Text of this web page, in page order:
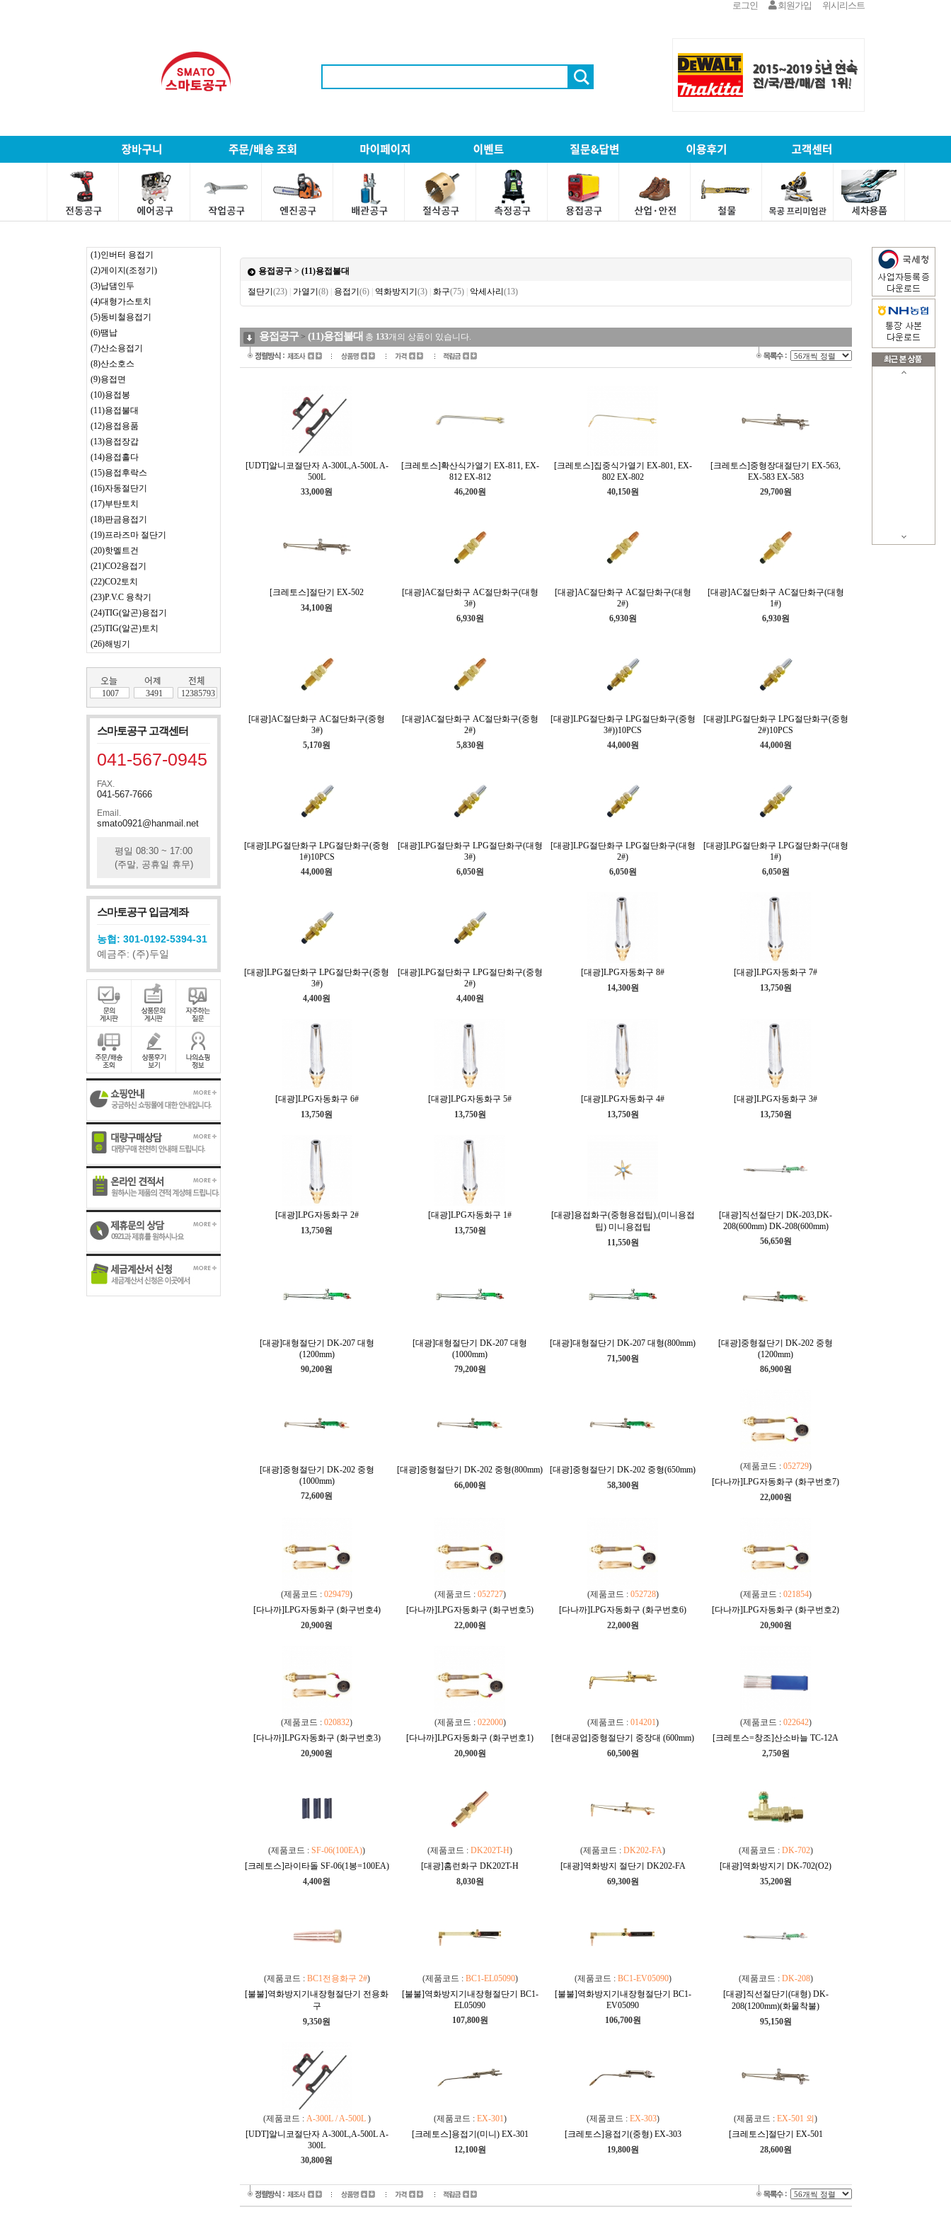
로그인 회원가입 위시리스트
(1)인버터 용접기
(2)게이지(조정기)
(3)납댐인두
(4)대형가스토치
(5)동비철용접기
(6)땜납
(7)산소용접기
(8)산소호스
(9)용접면
(10)용접봉
(11)용접불대
(12)용접용품
(13)용접장갑
(14)용접홀다
(15)용접후락스
(16)자동절단기
(17)부탄토치
(18)판금용접기
(19)프라즈마 절단기
(20)핫멜트건
(21)CO2용접기
(22)CO2토치
(23)P.V.C 융착기
(24)TIG(알곤)용접기
(25)TIG(알곤)토치
(26)해빙기
1007 3491 12385793
스마토공구 고객센터
041-567-0945
FAX.
041-567-7666
Email.
smato0921@hanmail.net
평일 08:30 ~ 17:00
(주말, 공휴일 휴무)
스마토공구 입금계좌
농협: 301-0192-5394-31
예금주: (주)두일
용접공구 > (11)용접불대
절단기 (23) 가열기 (8) 용접기 (6) 역화방지기 (3) 화구(75) 악세사리 (13)
용접공구> (11)용접불대 총 133개의 상품이 있습니다.
[UDT]알니코절단자 A-300L,A-500L A-
500L
33,000원
[크레토스]확산식가열기 EX-811, EX-
812 EX-812
46,200원
[크레토스]집중식가열기 EX-801, EX-
802 EX-802
40,150원
[크레토스]중형장대절단기 EX-563,
EX-583 EX-583
29,700원
[크레토스]절단기 EX-502
34,100원
[대광]AC절단화구 AC절단화구(대형
3#)
6,930원
[대광]AC절단화구 AC절단화구(대형
2#)
6,930원
[대광]AC절단화구 AC절단화구(대형
1#)
6,930원
[대광]AC절단화구 AC절단화구(중형
3#)
5,170원
[대광]AC절단화구 AC절단화구(중형
2#)
5,830원
[대광]LPG절단화구 LPG절단화구(중형
3#))10PCS
44,000원
[대광]LPG절단화구 LPG절단화구(중형
2#)10PCS
44,000원
[대광]LPG절단화구 LPG절단화구(중형
1#)10PCS
44,000원
[대광]LPG절단화구 LPG절단화구(대형
3#)
6,050원
[대광]LPG절단화구 LPG절단화구(대형
2#)
6,050원
[대광]LPG절단화구 LPG절단화구(대형
1#)
6,050원
[대광]LPG절단화구 LPG절단화구(중형
3#)
4,400원
[대광]LPG절단화구 LPG절단화구(중형
2#)
4,400원
[대광]LPG자동화구 8#
14,300원
[대광]LPG자동화구 7#
13,750원
[대광]LPG자동화구 6#
13,750원
[대광]LPG자동화구 5#
13,750원
[대광]LPG자동화구 4#
13,750원
[대광]LPG자동화구 3#
13,750원
[대광]LPG자동화구 2#
13,750원
[대광]LPG자동화구 1#
13,750원
[대광]용접화구(중형용접팁),(미니용접
팁) 미니용접팁
11,550원
[대광]직선절단기 DK-203,DK-
208(600mm) DK-208(600mm)
56,650원
[대광]대형절단기 DK-207 대형
(1200mm)
90,200원
[대광]대형절단기 DK-207 대형
(1000mm)
79,200원
[대광]대형절단기 DK-207 대형(800mm)
71,500원
[대광]중형절단기 DK-202 중형
(1200mm)
86,900원
[대광]중형절단기 DK-202 중형
(1000mm)
72,600원
[대광]중형절단기 DK-202 중형(800mm)
66,000원
[대광]중형절단기 DK-202 중형(650mm)
58,300원
(제품코드 : 052729)
[다나까]LPG자동화구 (화구번호7)
22,000원
(제품코드 : 029479)
[다나까]LPG자동화구 (화구번호4)
20,900원
(제품코드 : 052727)
[다나까]LPG자동화구 (화구번호5)
22,000원
(제품코드 : 052728)
[다나까]LPG자동화구 (화구번호6)
22,000원
(제품코드 : 021854)
[다나까]LPG자동화구 (화구번호2)
20,900원
(제품코드 : 020832)
[다나까]LPG자동화구 (화구번호3)
20,900원
(제품코드 : 022000)
[다나까]LPG자동화구 (화구번호1)
20,900원
(제품코드 : 014201)
[현대공업]중형절단기 중장대 (600mm)
60,500원
(제품코드 : 022642)
[크레토스=창조]산소바늘 TC-12A
2,750원
(제품코드 : SF-06(100EA))
[크레토스]라이타돌 SF-06(1봉=100EA)
4,400원
(제품코드 : DK202T-H)
[대광]홈런화구 DK202T-H
8,030원
(제품코드 : DK202-FA)
[대광]역화방지 절단기 DK202-FA
69,300원
(제품코드 : DK-702)
[대광]역화방지기 DK-702(O2)
35,200원
(제품코드 : BC1전용화구 2#)
[불불]역화방지기내장형절단기 전용화
구
9,350원
(제품코드 : BC1-EL05090)
[불불]역화방지기내장형절단기 BC1-
EL05090
107,800원
(제품코드 : BC1-EV05090)
[불불]역화방지기내장형절단기 BC1-
EV05090
106,700원
(제품코드 : DK-208)
[대광]직선절단기(대형) DK-
208(1200mm)(화물착불)
95,150원
(제품코드 : A-300L / A-500L )
[UDT]알니코절단자 A-300L,A-500L A-
300L
30,800원
(제품코드 : EX-301)
[크레토스]용접기(미니) EX-301
12,100원
(제품코드 : EX-303)
[크레토스]용접기(중형) EX-303
19,800원
(제품코드 : EX-501 외 )
[크레토스]절단기 EX-501
28,600원